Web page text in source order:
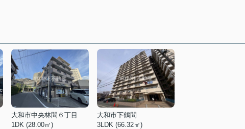
大和市中央林間６丁目
1DK (28.00㎡)
大和市下鶴間
3LDK (66.32㎡)